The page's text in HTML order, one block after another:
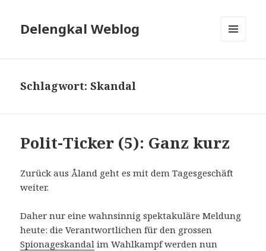
Delengkal Weblog
Schlagwort:Skandal
Polit-Ticker (5): Ganz kurz
Zurück aus Åland geht es mit dem Tagesgeschäft
weiter.
Daher nur eine wahnsinnig spektakuläre Meldung
heute: die Verantwortlichen für den grossen
Spionageskandal im Wahlkampf werden nun